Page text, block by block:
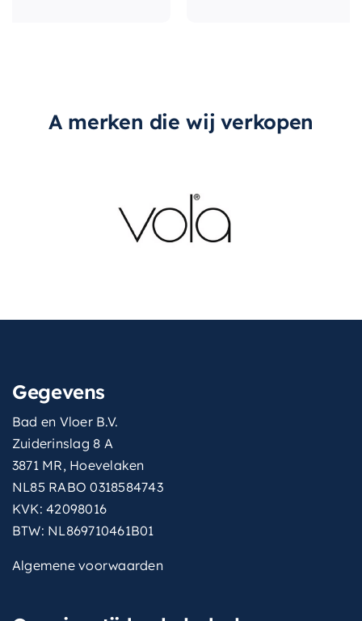
A merken die wij verkopen
Gegevens
Bad en Vloer B.V.
Zuiderinslag 8 A
3871 MR, Hoevelaken
NL85 RABO 0318584743
KVK: 42098016
BTW: NL869710461B01
Algemene voorwaarden